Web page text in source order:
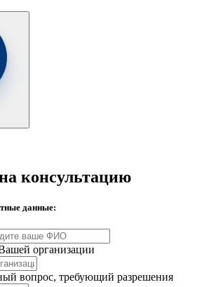
консультацию
данные:
организации
вопрос, требующий разрешения